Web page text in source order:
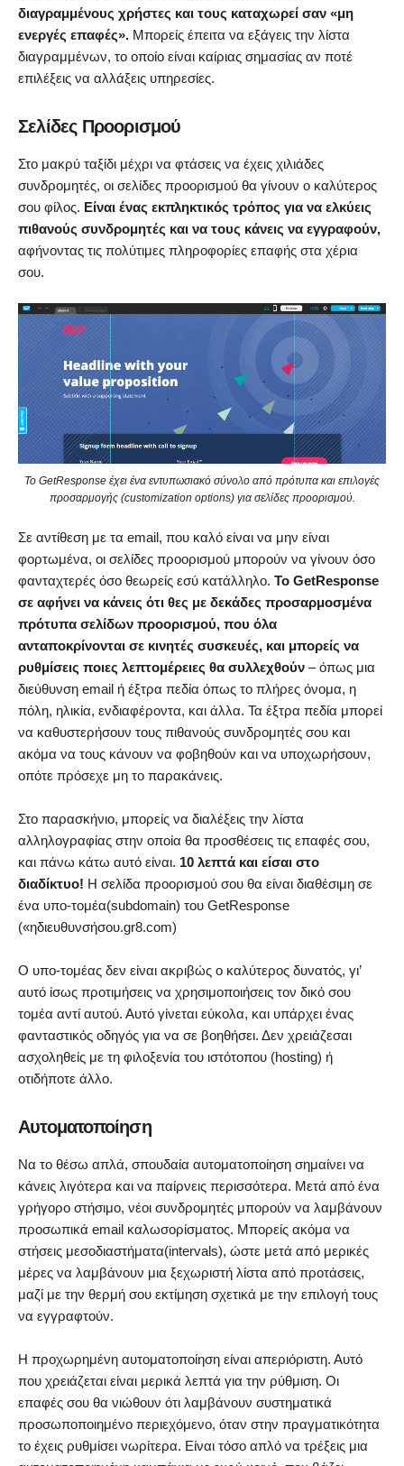
διαγραμμένους χρήστες και τους καταχωρεί σαν «μη
ενεργές επαφές». Μπορείς έπειτα να εξάγεις την λίστα
διαγραμμένων, το οποίο είναι καίριας σημασίας αν ποτέ
επιλέξεις να αλλάξεις υπηρεσίες.
Σελίδες Προορισμού
Στο μακρύ ταξίδι μέχρι να φτάσεις να έχεις χιλιάδες
συνδρομητές, οι σελίδες προορισμού θα γίνουν ο καλύτερος
σου φίλος. Είναι ένας εκπληκτικός τρόπος για να ελκύεις
πιθανούς συνδρομητές και να τους κάνεις να εγγραφούν,
αφήνοντας τις πολύτιμες πληροφορίες επαφής στα χέρια
σου.
Το GetResponse έχει ένα εντυπωσιακό σύνολο από πρότυπα και επιλογές
προσαρμογής (customization options) για σελίδες προορισμού.
Σε αντίθεση με τα email, που καλό είναι να μην είναι
φορτωμένα, οι σελίδες προορισμού μπορούν να γίνουν όσο
φανταχτερές όσο θεωρείς εσύ κατάλληλο. Το GetResponse
σε αφήνει να κάνεις ότι θες με δεκάδες προσαρμοσμένα
πρότυπα σελίδων προορισμού, που όλα
ανταποκρίνονται σε κινητές συσκευές, και μπορείς να
ρυθμίσεις ποιες λεπτομέρειες θα συλλεχθούν – όπως μια
διεύθυνση email ή έξτρα πεδία όπως το πλήρες όνομα, η
πόλη, ηλικία, ενδιαφέροντα, και άλλα. Τα έξτρα πεδία μπορεί
να καθυστερήσουν τους πιθανούς συνδρομητές σου και
ακόμα να τους κάνουν να φοβηθούν και να υποχωρήσουν,
οπότε πρόσεχε μη το παρακάνεις.
Στο παρασκήνιο, μπορείς να διαλέξεις την λίστα
αλληλογραφίας στην οποία θα προσθέσεις τις επαφές σου,
και πάνω κάτω αυτό είναι. 10 λεπτά και είσαι στο
διαδίκτυο! Η σελίδα προορισμού σου θα είναι διαθέσιμη σε
ένα υπο-τομέα(subdomain) του GetResponse
(«ηδιευθυνσήσου.gr8.com)
O υπο-τομέας δεν είναι ακριβώς o καλύτερος δυνατός, γι’
αυτό ίσως προτιμήσεις να χρησιμοποιήσεις τον δικό σου
τομέα αντί αυτού. Αυτό γίνεται εύκολα, και υπάρχει ένας
φανταστικός οδηγός για να σε βοηθήσει. Δεν χρειάζεσαι
ασχοληθείς με τη φιλοξενία του ιστότοπου (hosting) ή
οτιδήποτε άλλο.
Αυτοματοποίηση
Να το θέσω απλά, σπουδαία αυτοματοποίηση σημαίνει να
κάνεις λιγότερα και να παίρνεις περισσότερα. Μετά από ένα
γρήγορο στήσιμο, νέοι συνδρομητές μπορούν να λαμβάνουν
προσωπικά email καλωσορίσματος. Μπορείς ακόμα να
στήσεις μεσοδιαστήματα(intervals), ώστε μετά από μερικές
μέρες να λαμβάνουν μια ξεχωριστή λίστα από προτάσεις,
μαζί με την θερμή σου εκτίμηση σχετικά με την επιλογή τους
να εγγραφτούν.
Η προχωρημένη αυτοματοποίηση είναι απεριόριστη. Αυτό
που χρειάζεται είναι μερικά λεπτά για την ρύθμιση. Οι
επαφές σου θα νιώθουν ότι λαμβάνουν συστηματικά
προσωποποιημένο περιεχόμενο, όταν στην πραγματικότητα
το έχεις ρυθμίσει νωρίτερα. Είναι τόσο απλό να τρέξεις μια